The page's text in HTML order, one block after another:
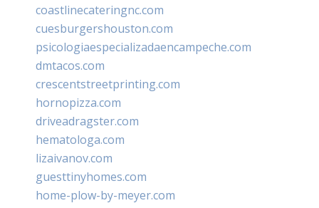
coastlinecateringnc.com
cuesburgershouston.com
psicologiaespecializadaencampeche.com
dmtacos.com
crescentstreetprinting.com
hornopizza.com
driveadragster.com
hematologa.com
lizaivanov.com
guesttinyhomes.com
home-plow-by-meyer.com